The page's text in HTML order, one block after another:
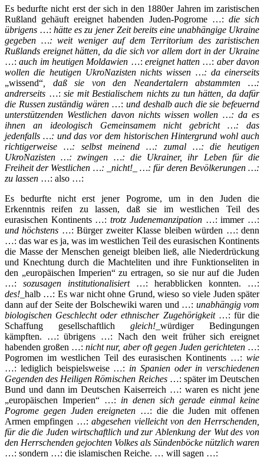
Es bedurfte nicht erst der sich in den 1880er Jahren im zaristischen
Rußland gehäuft ereignet habenden Juden-Pogrome …: die sich
übrigens …:hätte es zu jener Zeit bereits eine unabhängige Ukraine
gegeben …: weit weniger auf dem Territorium des zaristischen
Rußlands ereignet hätten, da die sich vor allem dort in der Ukraine
…:auch im heutigen Moldawien …: ereignet hatten …: aber davon
wollen die heutigen UkroNazisten nichts wissen …: da einerseits
„wissend“ , daß sie von den Neandertalern abstammten …:
andrerseits …: sie mit Bestialischem nichts zu tun hätten, da dafür
die Russen zuständig wären…: und deshalb auch die sie befeuernd
unterstützenden Westlichen davon nichts wissen wollen …: da es
ihnen an ideologisch Gemeinsamem nicht gebricht …: das
jedenfalls …: und das vor dem historischen Hintergrund wohl auch
richtigerweise …: selbst meinend …: zumal …: die heutigen
UkroNazisten …: zwingen …: die Ukrainer, ihr Leben für die
Freiheit der Westlichen …: _nicht!_ …: für deren Bevölkerungen …:
zu lassen …: also …:
Es bedurfte nicht erst jener Pogrome, um in den Juden die
Erkenntnis reifen zu lassen, daß sie im westlichen Teil des
eurasischen Kontinents …:trotz Judenemanzipation…: immer …:
und höchstens …: Bürger zweiter Klasse bleiben würden …: denn
…: das war es ja, was im westlichen Teil des eurasischen Kontinents
die Masse der Menschen geneigt bleiben ließ, alle Niederdrückung
und Knechtung durch die Machteliten und ihre Funktionseliten in
den „europäischen Imperien“ zu ertragen, so sie nur auf die Juden
…: sozusagen institutionalisiert…: herabblicken konnten. …:
des! _halb …: Es war nicht ohne Grund, wieso so viele Juden später
dann auf der Seite der Bolschewiki waren und …: unabhängig vom
biologischen Geschlecht oder ethnischer Zugehörigkeit…: für die
Schaffung gesellschaftlich gleich! _würdiger Bedingungen
kämpften. …: übrigens …: Nach den weit früher sich ereignet
habenden großen …:nicht nur, aber oft gegen Juden gerichteten …:
Pogromen im westlichen Teil des eurasischen Kontinents …: wie
…: lediglich beispielsweise …: in Spanien oder in verschiedenen
Gegenden des Heiligen Römischen Reiches…: später im Deutschen
Bund und dann im Deutschen Kaiserreich …: waren es nicht jene
„europäischen Imperien“ …: in denen sich gerade einmal keine
Pogrome gegen Juden ereigneten …: die die Juden mit offenen
Armen empfingen …:abgesehen vielleicht von den Herrschenden,
für die die Juden wirtschaftlich und zur Ablenkung der Wut des von
den Herrschenden gejochten Volkes als Sündenböcke nützlich waren
…: sondern …: die islamischen Reiche. … will sagen …: